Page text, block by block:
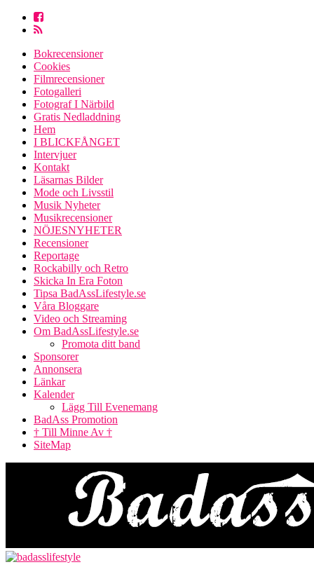
Bokrecensioner
Cookies
Filmrecensioner
Fotogalleri
Fotograf I Närbild
Gratis Nedladdning
Hem
I BLICKFÅNGET
Intervjuer
Kontakt
Läsarnas Bilder
Mode och Livsstil
Musik Nyheter
Musikrecensioner
NÖJESNYHETER
Recensioner
Reportage
Rockabilly och Retro
Skicka In Era Foton
Tipsa BadAssLifestyle.se
Våra Bloggare
Video och Streaming
Om BadAssLifestyle.se
Promota ditt band
Sponsorer
Annonsera
Länkar
Kalender
Lägg Till Evenemang
BadAss Promotion
† Till Minne Av †
SiteMap